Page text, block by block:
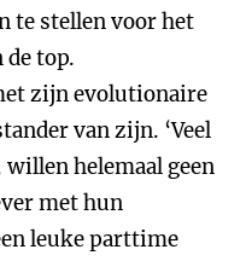
te stellen voor het
top.
zijn evolutionaire
van zijn. ‘Veel
helemaal geen
met hun
leuke parttime